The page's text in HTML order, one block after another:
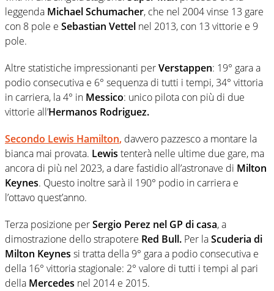
leggenda Michael Schumacher, che nel 2004 vinse 13 gare
con 8 pole e Sebastian Vettel nel 2013, con 13 vittorie e 9
pole.
Altre statistiche impressionanti perVerstappen: 19° gara a
podio consecutiva e 6° sequenza di tutti i tempi, 34° vittoria
in carriera, la 4° in Messico: unico pilota con più di due
vittorie all’Hermanos Rodriguez.
Secondo Lewis Hamilton, davvero pazzesco a montare la
bianca mai provata. Lewis tenterà nelle ultime due gare, ma
ancora di più nel 2023, a dare fastidio all’astronave di Milton
Keynes. Questo inoltre sarà il 190° podio in carriera e
l’ottavo quest’anno.
Terza posizione perSergio Perez nel GP di casa, a
dimostrazione dello strapotere Red Bull. Per laScuderia di
Milton Keynes si tratta della 9° gara a podio consecutiva e
della 16° vittoria stagionale: 2° valore di tutti i tempi al pari
della Mercedes nel 2014 e 2015.